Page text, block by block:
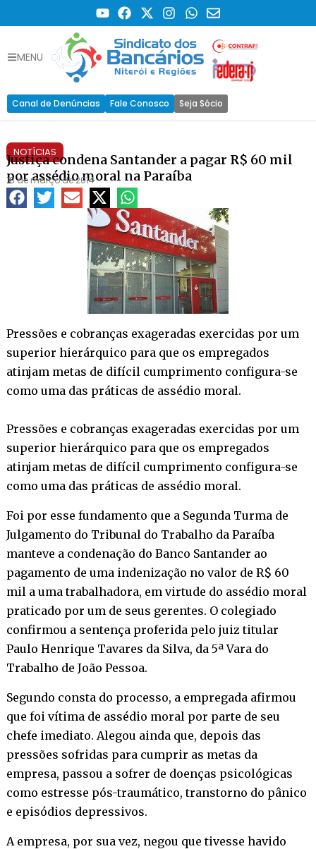
MENU
Canal de Denúncias Fale Conosco Seja Sócio
NOTÍCIAS
Justiça condena Santander a pagar R$ 60 mil
por assédio moral na Paraíba
18 de março de 2014
Pressões e cobranças exageradas exercidas por um
superior hierárquico para que os empregados
atinjam metas de difícil cumprimento configura-se
como uma das práticas de assédio moral.
Pressões e cobranças exageradas exercidas por um
superior hierárquico para que os empregados
atinjam metas de difícil cumprimento configura-se
como uma das práticas de assédio moral.
Foi por esse fundamento que a Segunda Turma de
Julgamento do Tribunal do Trabalho da Paraíba
manteve a condenação do Banco Santander ao
pagamento de uma indenização no valor de R$ 60
mil a uma trabalhadora, em virtude do assédio moral
praticado por um de seus gerentes. O colegiado
confirmou a sentença proferida pelo juiz titular
Paulo Henrique Tavares da Silva, da 5ª Vara do
Trabalho de João Pessoa.
Segundo consta do processo, a empregada afirmou
que foi vítima de assédio moral por parte de seu
chefe imediato. Alegou ainda que, depois das
pressões sofridas para cumprir as metas da
empresa, passou a sofrer de doenças psicológicas
como estresse pós-traumático, transtorno do pânico
e episódios depressivos.
A empresa, por sua vez, negou que tivesse havido